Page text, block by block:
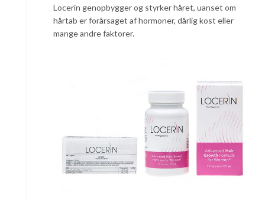
Locerin genopbygger og styrker håret, uanset om
hårtab er forårsaget af hormoner, dårlig kost eller
mange andre faktorer.